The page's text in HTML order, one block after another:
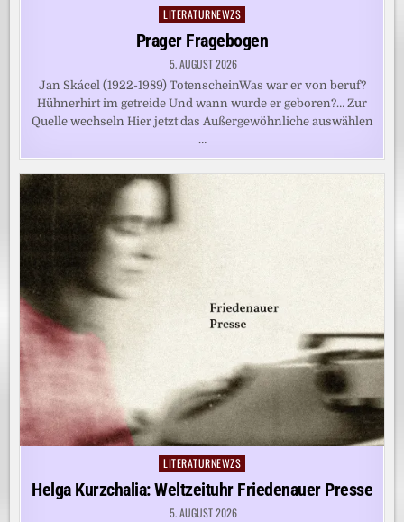
Posted
LITERATURNEWZS
Prager Fragebogen
5. AUGUST 2026
Jan Skácel (1922-1989) TotenscheinWas war er von beruf?
Hühnerhirt im getreide Und wann wurde er geboren?… Zur
Quelle wechseln Hier jetzt das Außergewöhnliche auswählen
…
Posted
in
LITERATURNEWZS
Helga Kurzchalia: Weltzeituhr Friedenauer Presse
5. AUGUST 2026